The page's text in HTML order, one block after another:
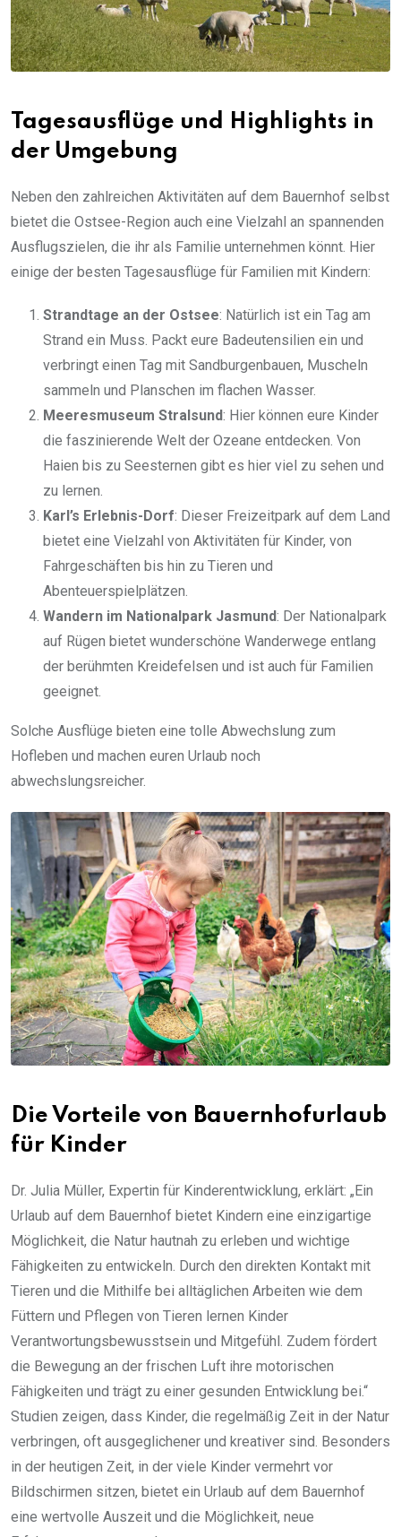
Tagesausflüge und Highlights in
der Umgebung
Neben den zahlreichen Aktivitäten auf dem Bauernhof selbst
bietet die Ostsee-Region auch eine Vielzahl an spannenden
Ausflugszielen, die ihr als Familie unternehmen könnt. Hier
einige der besten Tagesausflüge für Familien mit Kindern:
Strandtage an der Ostsee: Natürlich ist ein Tag am
Strand ein Muss. Packt eure Badeutensilien ein und
verbringt einen Tag mit Sandburgenbauen, Muscheln
sammeln und Planschen im flachen Wasser.
Meeresmuseum Stralsund: Hier können eure Kinder
die faszinierende Welt der Ozeane entdecken. Von
Haien bis zu Seesternen gibt es hier viel zu sehen und
zu lernen.
Karl’s Erlebnis-Dorf: Dieser Freizeitpark auf dem Land
bietet eine Vielzahl von Aktivitäten für Kinder, von
Fahrgeschäften bis hin zu Tieren und
Abenteuerspielplätzen.
Wandern im Nationalpark Jasmund: Der Nationalpark
auf Rügen bietet wunderschöne Wanderwege entlang
der berühmten Kreidefelsen und ist auch für Familien
geeignet.
Solche Ausflüge bieten eine tolle Abwechslung zum
Hofleben und machen euren Urlaub noch
abwechslungsreicher.
Die Vorteile von Bauernhofurlaub
für Kinder
Dr. Julia Müller, Expertin für Kinderentwicklung, erklärt: „Ein
Urlaub auf dem Bauernhof bietet Kindern eine einzigartige
Möglichkeit, die Natur hautnah zu erleben und wichtige
Fähigkeiten zu entwickeln. Durch den direkten Kontakt mit
Tieren und die Mithilfe bei alltäglichen Arbeiten wie dem
Füttern und Pflegen von Tieren lernen Kinder
Verantwortungsbewusstsein und Mitgefühl. Zudem fördert
die Bewegung an der frischen Luft ihre motorischen
Fähigkeiten und trägt zu einer gesunden Entwicklung bei.“
Studien zeigen, dass Kinder, die regelmäßig Zeit in der Natur
verbringen, oft ausgeglichener und kreativer sind. Besonders
in der heutigen Zeit, in der viele Kinder vermehrt vor
Bildschirmen sitzen, bietet ein Urlaub auf dem Bauernhof
eine wertvolle Auszeit und die Möglichkeit, neue